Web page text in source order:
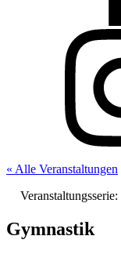
« Alle Veranstaltungen
Veranstaltungsserie:
Gymnastik